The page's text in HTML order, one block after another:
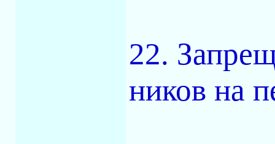
22.
ников на